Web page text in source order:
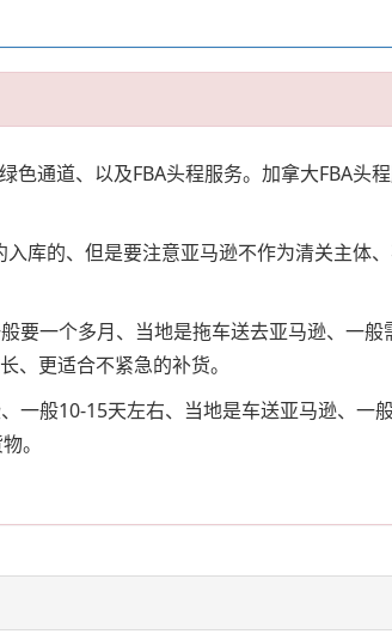
通道、以及FBA头程服务。加拿大FBA头
库的、但是要注意亚马逊不作为清关主体
要一个多月、当地是拖车送去亚马逊、一
更适合不紧急的补货。
一般10-15天左右、当地是车送亚马逊、一
。